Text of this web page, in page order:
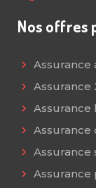
Nos offres
Assurance
Assurance
Assurance
Assurance
Assurance
Assurance